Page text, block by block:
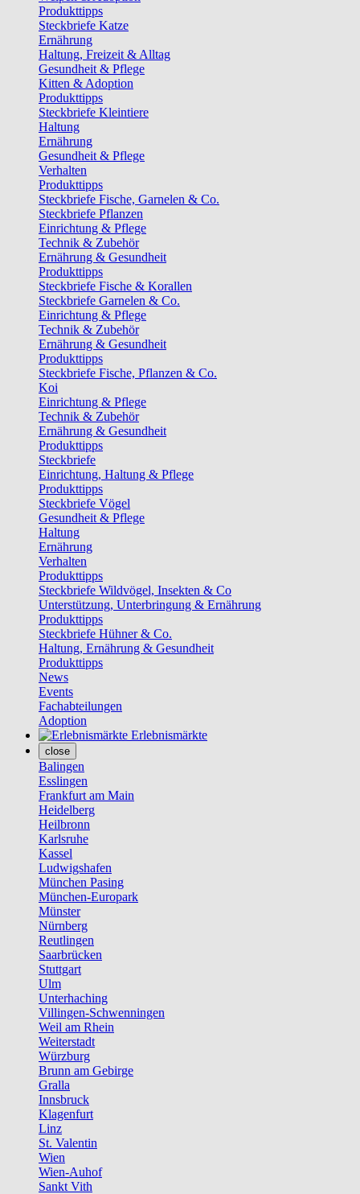
Produkttipps
Steckbriefe Katze
Ernährung
Haltung, Freizeit & Alltag
Gesundheit & Pflege
Kitten & Adoption
Produkttipps
Steckbriefe Kleintiere
Haltung
Ernährung
Gesundheit & Pflege
Verhalten
Produkttipps
Steckbriefe Fische, Garnelen & Co.
Steckbriefe Pflanzen
Einrichtung & Pflege
Technik & Zubehör
Ernährung & Gesundheit
Produkttipps
Steckbriefe Fische & Korallen
Steckbriefe Garnelen & Co.
Einrichtung & Pflege
Technik & Zubehör
Ernährung & Gesundheit
Produkttipps
Steckbriefe Fische, Pflanzen & Co.
Koi
Einrichtung & Pflege
Technik & Zubehör
Ernährung & Gesundheit
Produkttipps
Steckbriefe
Einrichtung, Haltung & Pflege
Produkttipps
Steckbriefe Vögel
Gesundheit & Pflege
Haltung
Ernährung
Verhalten
Produkttipps
Steckbriefe Wildvögel, Insekten & Co
Unterstützung, Unterbringung & Ernährung
Produkttipps
Steckbriefe Hühner & Co.
Haltung, Ernährung & Gesundheit
Produkttipps
News
Events
Fachabteilungen
Adoption
Erlebnismärkte
close
Balingen
Esslingen
Frankfurt am Main
Heidelberg
Heilbronn
Karlsruhe
Kassel
Ludwigshafen
München Pasing
München-Europark
Münster
Nürnberg
Reutlingen
Saarbrücken
Stuttgart
Ulm
Unterhaching
Villingen-Schwenningen
Weil am Rhein
Weiterstadt
Würzburg
Brunn am Gebirge
Gralla
Innsbruck
Klagenfurt
Linz
St. Valentin
Wien
Wien-Auhof
Sankt Vith